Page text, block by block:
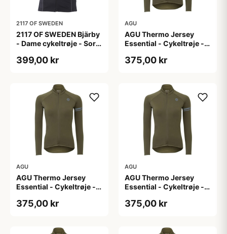
2117 OF SWEDEN
2117 OF SWEDEN Bjärby
- Dame cykeltrøje - Sort
399,00 kr
AGU
AGU Thermo Jersey
Essential - Cykeltrøje -
L
375,00 kr
AGU
AGU Thermo Jersey
Essential - Cykeltrøje -
M
375,00 kr
AGU
AGU Thermo Jersey
Essential - Cykeltrøje -
S
375,00 kr